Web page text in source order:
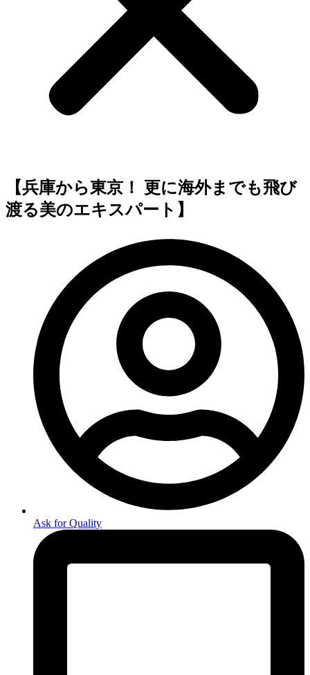
【兵庫から東京！ 更に海外までも飛び
渡る美のエキスパート】
Ask for Quality